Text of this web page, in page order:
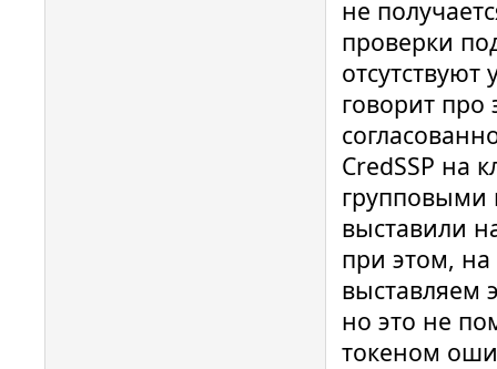
не
проверки
говорит
CredSSP на
групповыми
выставили
при этом,
выставляем
но это не
токеном